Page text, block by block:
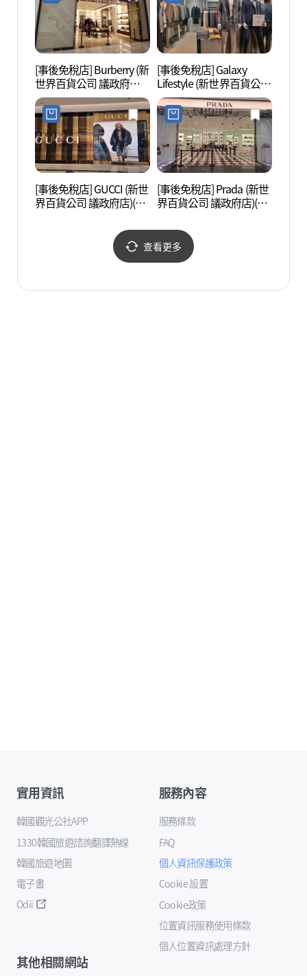
[事後免稅店] Burberry (新
世界百貨公司 議政府店)
(버버리 신세계백화점 의
정부점)
[事後免稅店] Galaxy
Lifestyle (新世界百貨公司
議政府店)(갤럭시라이프
스타일 신세계백화점 의
정부점)
[事後免稅店] GUCCI (新世
界百貨公司 議政府店)(구
[事後免稅店] Prada (新世
界百貨公司 議政府店)(프
부점)
查看更多
實用資訊
韓國觀光公社APP
1330韓國旅遊諮詢翻譯熱線
韓國旅遊地圖
電子書
Odii
服務內容
服務條款
FAQ
個人資訊保護政策
Cookie 設置
Cookie政策
位置資訊服務使用條款
個人位置資訊處理方針
其他相關網站